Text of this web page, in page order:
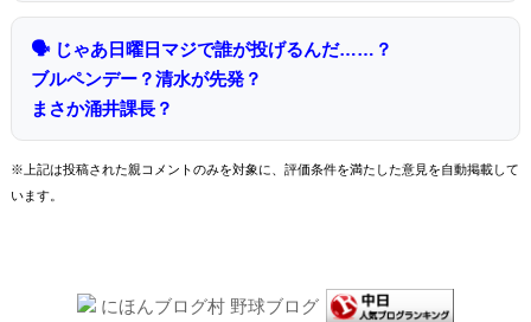
🗣 じゃあ日曜日マジで誰が投げるんだ……？
ブルペンデー？清水が先発？
まさか涌井課長？
※上記は投稿された親コメントのみを対象に、評価条件を満たした意見を自動掲載して
います。